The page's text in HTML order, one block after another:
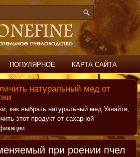
ПОПУЛЯРНОЕ КАРТА САЙТА
натуральный мед от
как выбрать натуральный мед Узнайте,
этот продукт от сахарной
при роении пчел